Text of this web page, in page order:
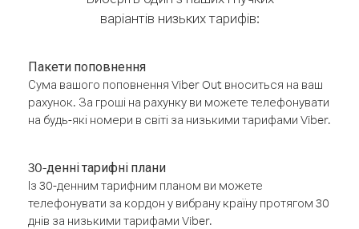
варіантів низьких тарифів:
Пакети поповнення
Сума вашого поповнення Viber Out вноситься на ваш
рахунок. За гроші на рахунку ви можете телефонувати
на будь-які номери в світі за низькими тарифами Viber.
30-денні тарифні плани
Із 30-денним тарифним планом ви можете
телефонувати за кордон у вибрану країну протягом 30
днів за низькими тарифами Viber.